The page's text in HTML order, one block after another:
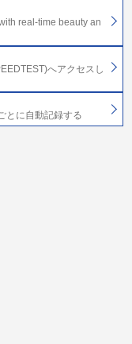
real-time beauty an
へアクセスし
とに自動記録する